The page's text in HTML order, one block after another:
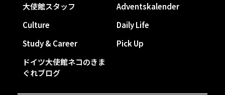
大使館スタッフ
Adventskalender
Culture
Daily Life
Study & Career
Pick Up
ドイツ大使館ネコのきま
ぐれブログ